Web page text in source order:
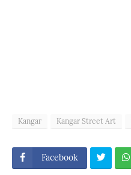
Kangar Kangar Street Art
Facebook